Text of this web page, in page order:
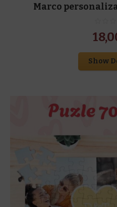
Marco
Show